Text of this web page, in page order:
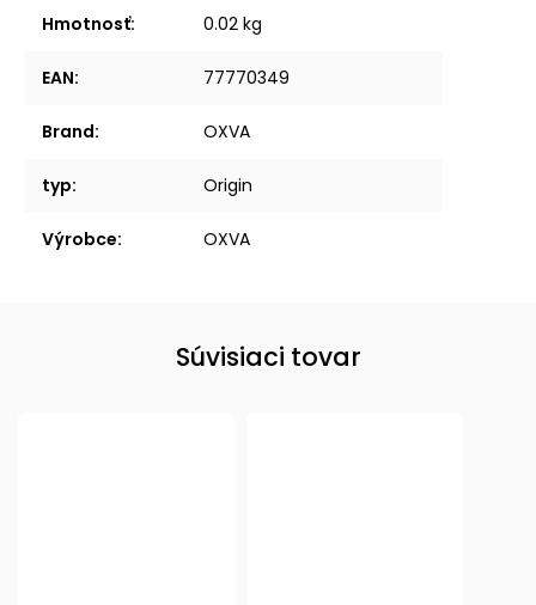
Hmotnosť: 0.02 kg
EAN: 77770349
Brand: OXVA
typ: Origin
Výrobce: OXVA
Súvisiaci tovar